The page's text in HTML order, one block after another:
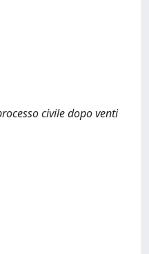
civile dopo venti